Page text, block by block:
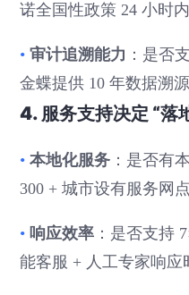
诺全国性政策 24 小时
•审计追溯能力 ：是否
金蝶提供 10 年数据溯
4. 服务支持决定 “落
•本地化服务 ：是否有
300 + 城市设有服务网点
•响应效率 ：是否支持
能客服 + 人工专家响应